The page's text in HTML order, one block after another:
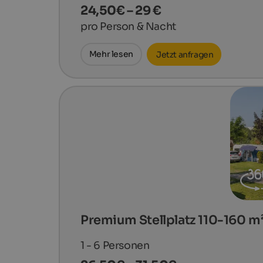
24,50€ – 29 €
pro Person & Nacht
Mehr lesen Jetzt anfragen
Premium Stellplatz 110-160
1 - 6 Personen